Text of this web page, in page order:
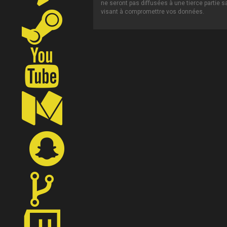
ne seront pas diffusées à une tierce partie
visant à compromettre vos données.